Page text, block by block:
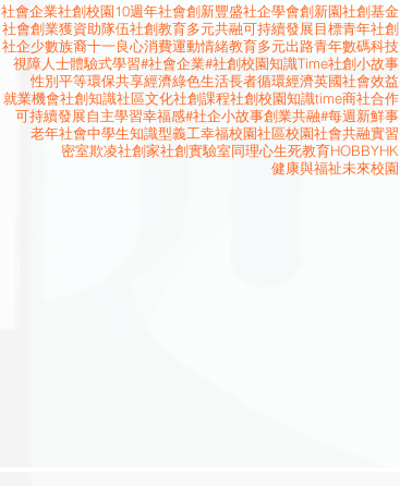
社會企業社創校園10週年社會創新豐盛社企學會創新園社創基金
社會創業獲資助隊伍社創教育多元共融可持續發展目標青年社創
社企少數族裔十一良心消費運動情緒教育多元出路青年數碼科技
視障人士體驗式學習#社會企業#社創校園知識Time社創小故事
性別平等環保共享經濟綠色生活長者循環經濟英國社會效益
就業機會社創知識社區文化社創課程社創校園知識time商社合作
可持續發展自主學習幸福感#社企小故事創業共融#每週新鮮事
老年社會中學生知識型義工幸福校園社區校園社會共融實習
密室欺凌社創家社創實驗室同理心生死教育HOBBYHK
健康與福祉未來校園